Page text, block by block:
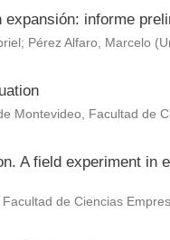
informe
; Pérez Alfaro, Marcelo (
Montevideo, Facultad de
A field experiment in
de Ciencias